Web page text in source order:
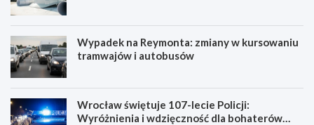
Wypadek na Reymonta: zmiany w kursowaniu
tramwajów i autobusów
Wrocław świętuje 107-lecie Policji:
Wyróżnienia i wdzięczność dla bohaterów